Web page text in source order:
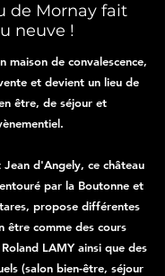
de Mornay fait
neuve !
maison de convalescence,
et devient un lieu de
être, de séjour et
d'Angely, ce château
par la Boutonne et
propose différentes
être comme des cours
LAMY ainsi que des
(salon bien-être, séjour